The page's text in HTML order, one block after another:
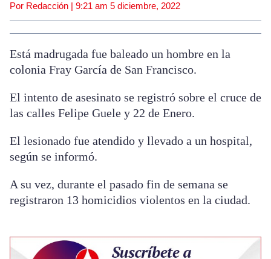
Por Redacción | 9:21 am 5 diciembre, 2022
Está madrugada fue baleado un hombre en la
colonia Fray García de San Francisco.
El intento de asesinato se registró sobre el cruce de
las calles Felipe Guele y 22 de Enero.
El lesionado fue atendido y llevado a un hospital,
según se informó.
A su vez, durante el pasado fin de semana se
registraron 13 homicidios violentos en la ciudad.